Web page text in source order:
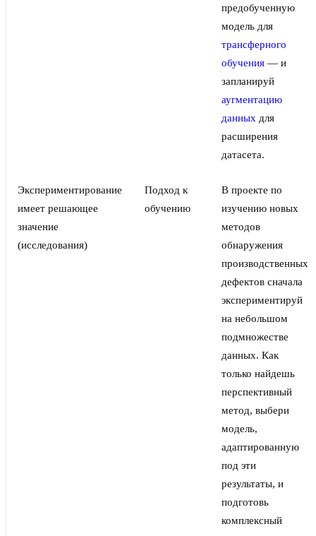
предобученную
модель для
трансферного
обучения — и
запланируй
аугментацию
данных для
расширения
датасета.
Экспериментирование
имеет решающее
значение
(исследования)
Подход к
обучению
В проекте по
изучению новых
методов
обнаружения
производственных
дефектов сначала
экспериментируй
на небольшом
подмножестве
данных. Как
только найдешь
перспективный
метод, выбери
модель,
адаптированную
под эти
результаты, и
подготовь
комплексный